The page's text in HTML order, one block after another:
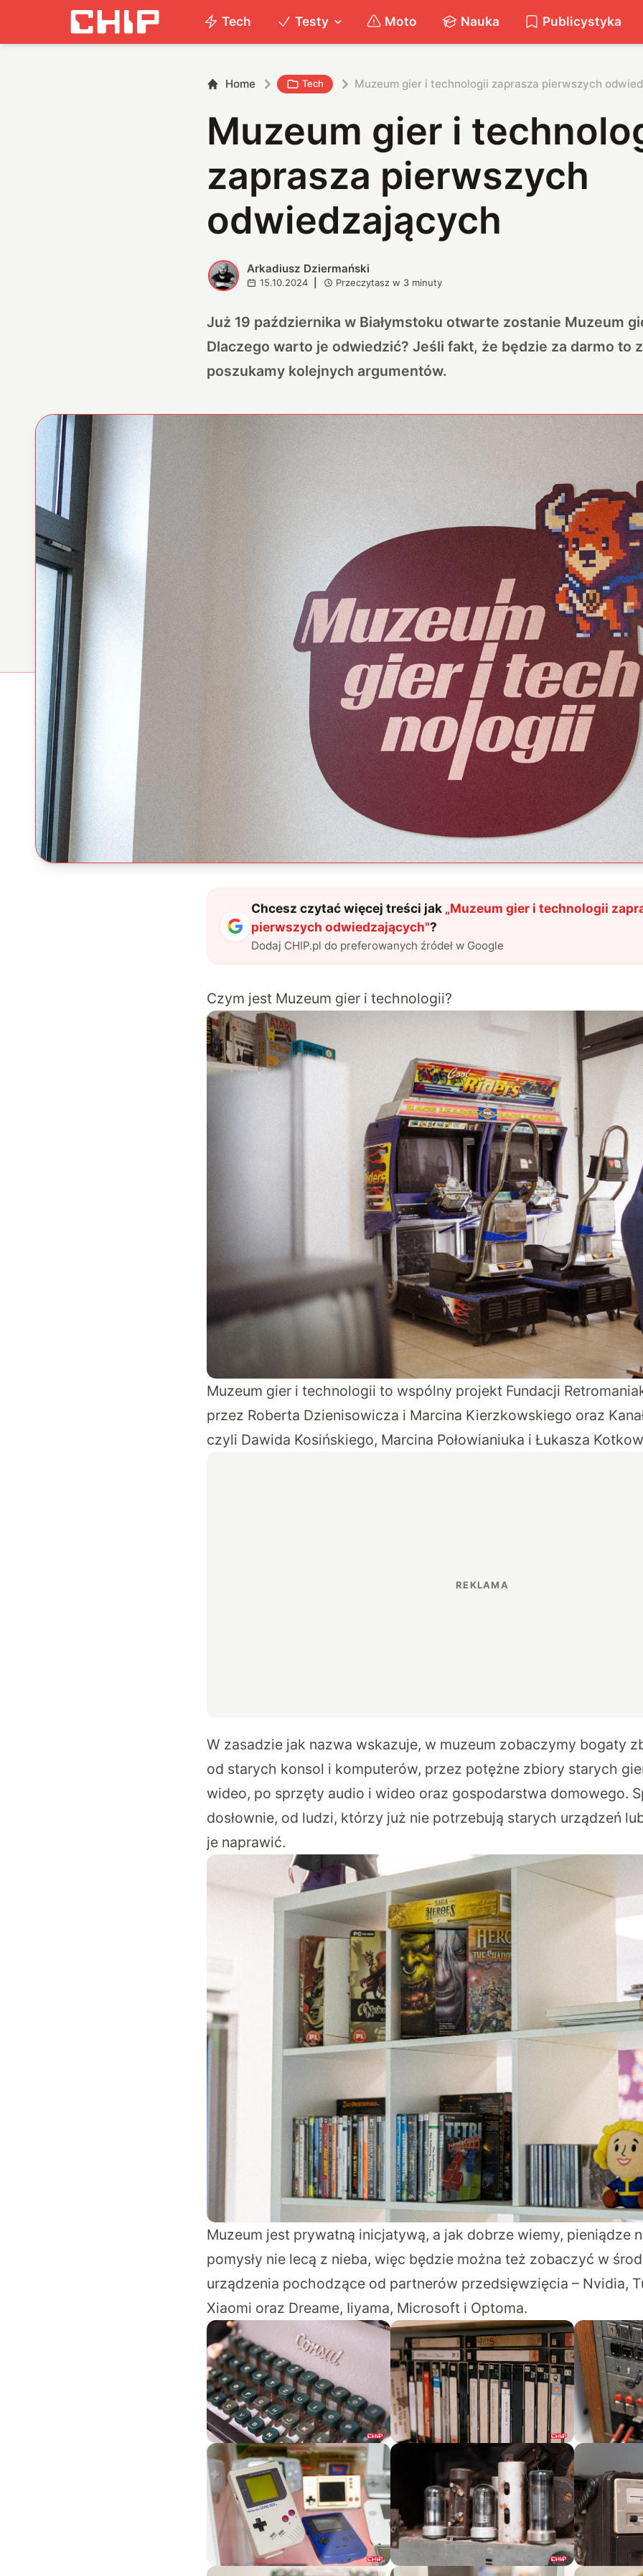
Tech Testy Moto Nauka Publicystyka
Home Tech Muzeum gier i technologii zaprasza pierwszych
Muzeum gier i
zaprasza pierwszych
odwiedzających
A Arkadiusz Dziermański
15.10.2024 Przeczytasz w 3 minuty
Już 19 października w Białymstoku otwarte zostanie Muzeum
Dlaczego warto je odwiedzić? Jeśli fakt, że będzie za darmo to
poszukamy kolejnych argumentów.
Chcesz czytać więcej treści jak „Muzeum gier i technologii
pierwszych odwiedzających"?
Dodaj CHIP.pl do preferowanych źródeł w Google
Czym jest Muzeum gier i technologii?
Muzeum gier i technologii to wspólny projekt Fundacji
przez Roberta Dzienisowicza i Marcina Kierzkowskiego oraz
czyli Dawida Kosińskiego, Marcina Połowianiuka i Łukasza
W zasadzie jak nazwa wskazuje, w muzeum zobaczymy bogaty
od starych konsol i komputerów, przez potężne zbiory starych
wideo, po sprzęty audio i wideo oraz gospodarstwa domowego.
dosłownie, od ludzi, którzy już nie potrzebują starych urządzeń
je naprawić.
Muzeum jest prywatną inicjatywą, a jak dobrze wiemy, pieniądze
pomysły nie lecą z nieba, więc będzie można też zobaczyć w
urządzenia pochodzące od partnerów przedsięwzięcia – Nvidia,
Xiaomi oraz Dreame, Iiyama, Microsoft i Optoma.